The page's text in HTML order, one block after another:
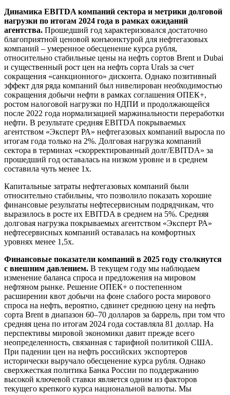
Динамика EBITDA компаний сектора и метрики долговой
нагрузки по итогам 2024 года в рамках ожиданий
агентства. Прошедший год характеризовался достаточно
благоприятной ценовой конъюнктурой для нефтегазовых
компаний – умеренное обесценение курса рубля,
относительно стабильные цены на нефть сортов Brent и Dubai
и существенный рост цен на нефть сорта Urals за счет
сокращения «санкционного» дисконта. Однако позитивный
эффект для ряда компаний был нивелирован необходимостью
сокращения добычи нефти в рамках соглашения ОПЕК+,
ростом налоговой нагрузки по НДПИ и продолжающейся
после 2022 года нормализацией маржинальности переработки
нефти. В результате средняя EBITDA покрываемых
агентством «Эксперт РА» нефтегазовых компаний выросла по
итогам года только на 2%. Долговая нагрузка компаний
сектора в терминах «скорректированный долг/EBITDA» за
прошедший год оставалась на низком уровне и в среднем
составила чуть менее 1х.
Капитальные затраты нефтегазовых компаний были
относительно стабильны, что позволило показать хорошие
финансовые результаты нефтесервисным подрядчикам, что
выразилось в росте их EBITDA в среднем на 5%. Средняя
долговая нагрузка покрываемых агентством «Эксперт РА»
нефтесервисных компаний оставалась на комфортных
уровнях менее 1,5х.
Финансовые показатели компаний в 2025 году столкнутся
с внешним давлением. В текущем году мы наблюдаем
изменение баланса спроса и предложения на мировом
нефтяном рынке. Решение ОПЕК+ о постепенном
расширении квот добычи на фоне слабого роста мирового
спроса на нефть, вероятно, сдвинет среднюю цену на нефть
сорта Brent в диапазон 60–70 долларов за баррель, при том что
средняя цена по итогам 2024 года составляла 81 доллар. На
перспективы мировой экономики давит прежде всего
неопределенность, связанная с тарифной политикой США.
При падении цен на нефть российских экспортеров
исторически выручало обесценение курса рубля. Однако
сверхжесткая политика Банка России по поддержанию
высокой ключевой ставки является одним из факторов
текущего крепкого курса национальной валюты. Мы